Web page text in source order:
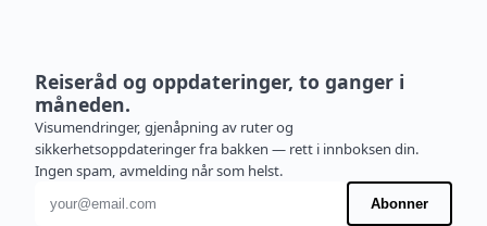
Reiseråd og oppdateringer, to ganger i
måneden.
Visumendringer, gjenåpning av ruter og
sikkerhetsoppdateringer fra bakken — rett i innboksen din.
Ingen spam, avmelding når som helst.
E-postadresse
Abonner